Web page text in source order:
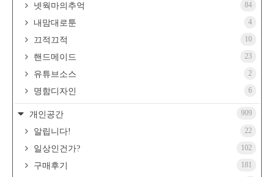
넷웍마의추억 84
내맘대로툰 4
끄적끄적 10
핸드메이드 23
유튜브소스 2
명함디자인 6
개인공간 909
알립니다! 22
일상인건가? 102
구매후기 181